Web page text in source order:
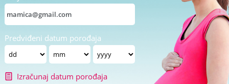
Predviđeni datum porođaja
Izračunaj datum porođaja